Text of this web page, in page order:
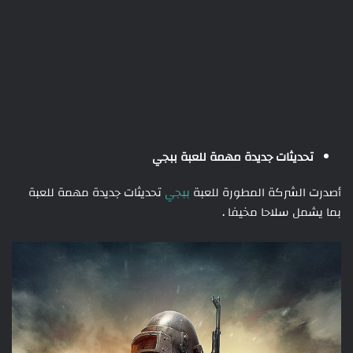
تحديثات جديدة مهمة للعبة ببجي
أصدرت الشركة المطورة للعبة ببجيتحديثات جديدة مهمة للعبة
بما يشمل سلاحا مخيفا .